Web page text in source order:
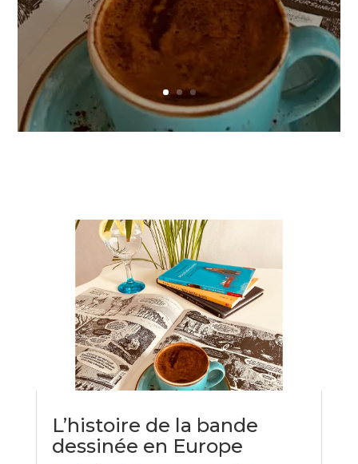
L’histoire de la bande
dessinée en Europe